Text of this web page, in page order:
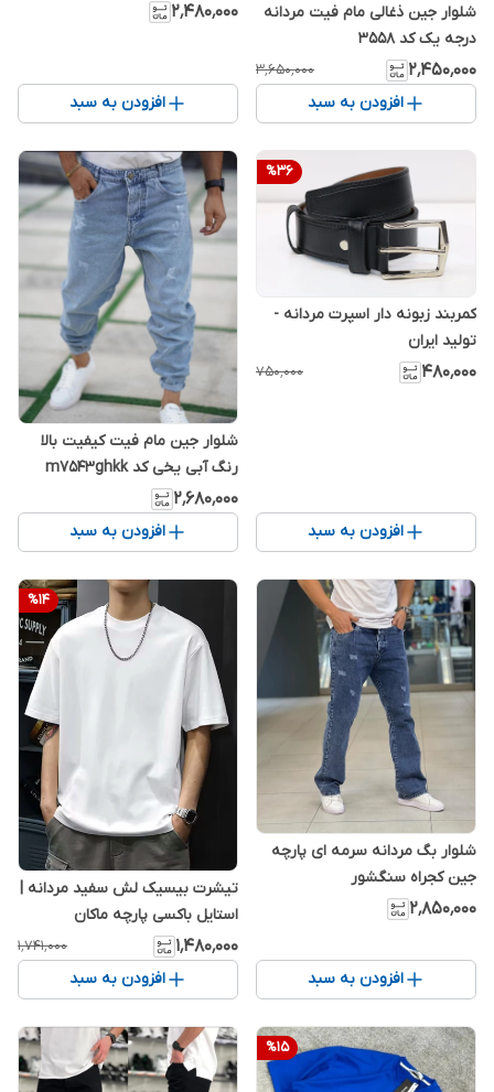
شلوار جین ذغالی مام فیت مردانه
درجه یک کد 3558
۲٬۴۵۰٬۰۰۰ ۳٬۶۵۰٬۰۰۰
افزودن به سبد
۲٬۴۸۰٬۰۰۰
افزودن به سبد
%36
کمربند زبونه دار اسپرت مردانه -
تولید ایران
۴۸۰٬۰۰۰ ۷۵۰٬۰۰۰
افزودن به سبد
شلوار جین مام فیت کیفیت بالا
رنگ آبی یخی کد m7543ghkk
۲٬۶۸۰٬۰۰۰
افزودن به سبد
شلوار بگ مردانه سرمه ای پارچه
جین کجراه سنگشور
۲٬۸۵۰٬۰۰۰
افزودن به سبد
%14
تیشرت بیسیک لش سفید مردانه |
استایل باکسی پارچه ماکان
۱٬۴۸۰٬۰۰۰ ۱٬۷۴۱٬۰۰۰
افزودن به سبد
%15